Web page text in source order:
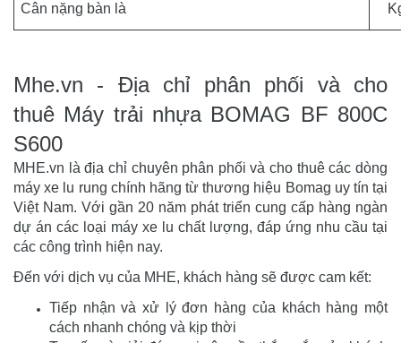
Cân nặng bàn là
Mhe.vn - Địa chỉ phân phối và cho
thuê Máy trải nhựa BOMAG BF 800C
S600
MHE.vn là địa chỉ chuyên phân phối và cho thuê các dòng
máy xe lu rung chính hãng từ thương hiệu Bomag uy tín tại
Việt Nam. Với gần 20 năm phát triển cung cấp hàng ngàn
dự án các loại máy xe lu chất lượng, đáp ứng nhu cầu tại
các công trình hiện nay.
Đến với dịch vụ của MHE, khách hàng sẽ được cam kết:
Tiếp nhận và xử lý đơn hàng của khách hàng một
cách nhanh chóng và kịp thời